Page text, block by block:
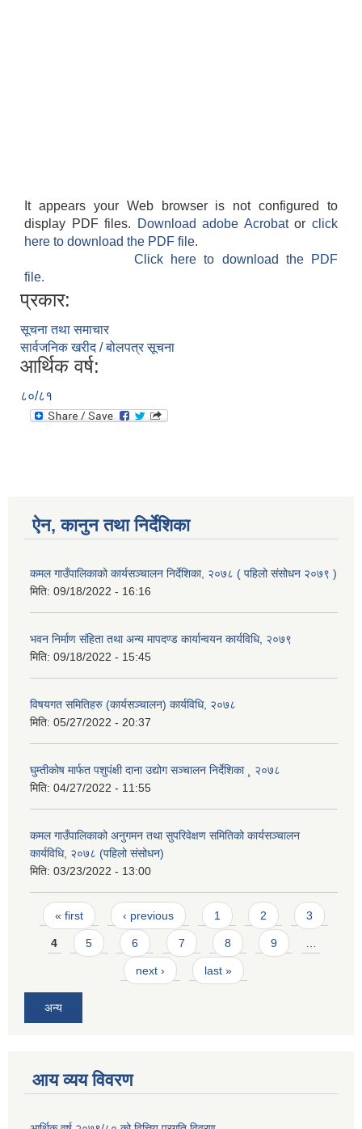
It appears your Web browser is not configured to
display PDF files.
Download adobe Acrobatorclick
here to download the PDF file.
Click here to download the PDF
file.
प्रकार:
सूचना तथा समाचार
सार्वजनिक खरीद / बोलपत्र सूचना
आर्थिक वर्ष:
८०/८१
ऐन, कानुन तथा निर्देशिका
कमल गाउँपालिकाको कार्यसञ्‍चालन निर्देशिका, २०७८ ( पहिलो संसोधन २०७९ )
मिति: 09/18/2022 - 16:16
भवन निर्माण संहिता तथा अन्य मापदण्ड कार्यान्वयन कार्यविधि, २०७९
मिति: 09/18/2022 - 15:45
विषयगत समितिहरु (कार्यसञ्चालन) कार्यविधि, २०७८
मिति: 05/27/2022 - 20:37
घुम्तीकोष मार्फत पशुपंक्षी दाना उद्योग सञ्चालन निर्देशिका ¸ २०७८
मिति: 04/27/2022 - 11:55
कमल गाउँपालिकाको अनुगमन तथा सुपरिवेक्षण समितिको कार्यसञ्चालन
कार्यविधि, २०७८ (पहिलो संसोधन)
मिति: 03/23/2022 - 13:00
Pages
« first ‹ previous 1 2 3
4 5 6 7 8 9
next › last »
अन्य
आय व्यय विवरण